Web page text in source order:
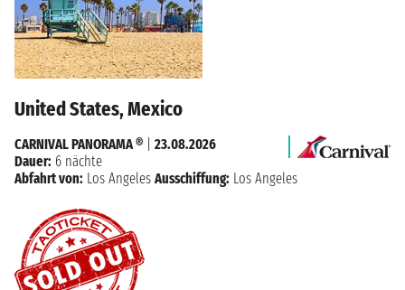
United States, Mexico
CARNIVAL PANORAMA ®
23.08.2026
Dauer: 6 nächte
Abfahrt von: Los Angeles Ausschiffung: Los Angeles